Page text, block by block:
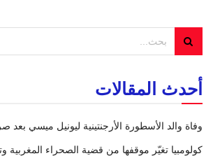
أحدث المقالات
وفاة والد الأسطورة الأرجنتينية ليونيل ميسي
كولومبيا تغيّر موقفها من قضية الصحراء المغربية